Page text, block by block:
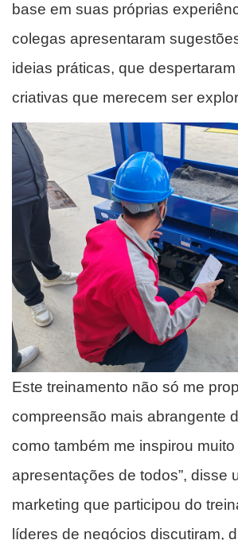
base em suas próprias
colegas apresentaram
ideias práticas, que
criativas que merecem ser
Este treinamento não só me
compreensão mais abrangente
como também me inspirou
apresentações de todos”, disse
marketing que participou do
líderes de negócios discutiram,